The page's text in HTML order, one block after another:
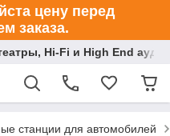
цену перед
заказа.
Hi-Fi и High End
станции для автомобилей